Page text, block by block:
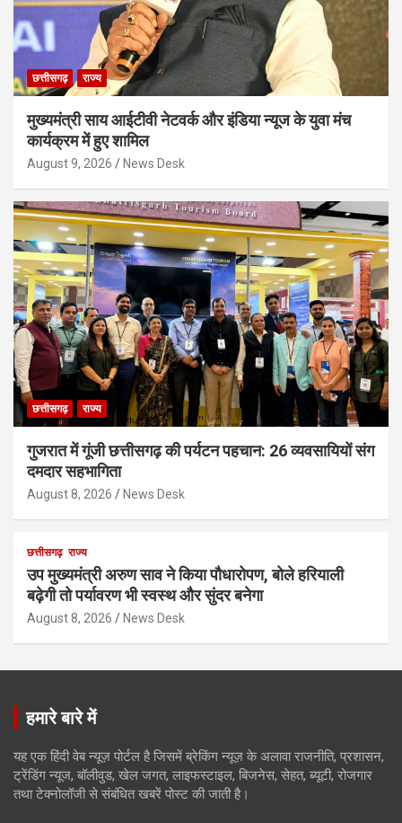
छत्तीसगढ़ राज्य
मुख्यमंत्री साय आईटीवी नेटवर्क और इंडिया न्यूज के युवा मंच
कार्यक्रम में हुए शामिल
August 9, 2026 News Desk
छत्तीसगढ़ राज्य
गुजरात में गूंजी छत्तीसगढ़ की पर्यटन पहचान: 26 व्यवसायियों संग
दमदार सहभागिता
August 8, 2026 News Desk
छत्तीसगढ़ राज्य
उप मुख्यमंत्री अरुण साव ने किया पौधारोपण, बोले हरियाली
बढ़ेगी तो पर्यावरण भी स्वस्थ और सुंदर बनेगा
August 8, 2026 News Desk
हमारे बारे में
यह एक हिंदी वेब न्यूज़ पोर्टल है जिसमें ब्रेकिंग न्यूज़ के अलावा राजनीति, प्रशासन,
ट्रेंडिंग न्यूज, बॉलीवुड, खेल जगत, लाइफस्टाइल, बिजनेस, सेहत, ब्यूटी, रोजगार
तथा टेक्नोलॉजी से संबंधित खबरें पोस्ट की जाती है।